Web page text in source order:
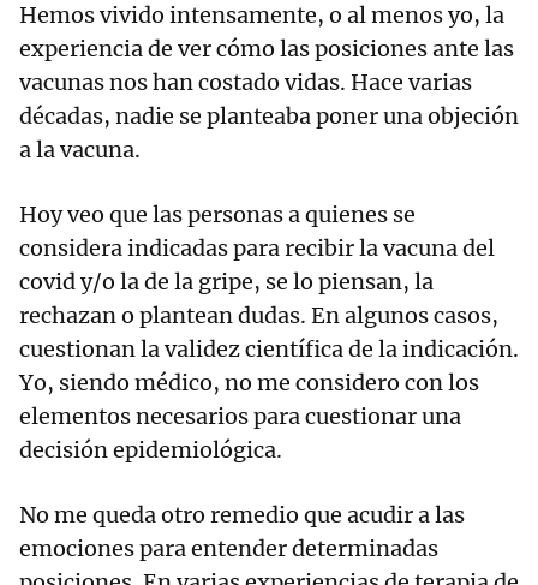
Hemos vivido intensamente, o al menos yo, la
experiencia de ver cómo las posiciones ante las
vacunas nos han costado vidas. Hace varias
décadas, nadie se planteaba poner una objeción
a la vacuna.
Hoy veo que las personas a quienes se
considera indicadas para recibir la vacuna del
covid y/o la de la gripe, se lo piensan, la
rechazan o plantean dudas. En algunos casos,
cuestionan la validez científica de la indicación.
Yo, siendo médico, no me considero con los
elementos necesarios para cuestionar una
decisión epidemiológica.
No me queda otro remedio que acudir a las
emociones para entender determinadas